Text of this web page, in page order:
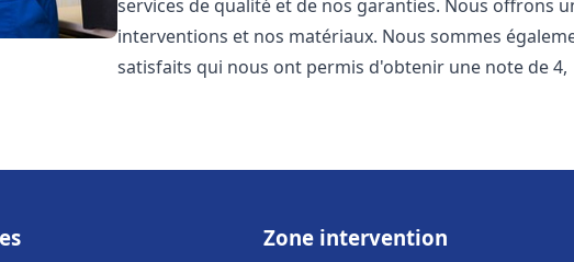
services de qualité et de nos garanties. Nous offrons
interventions et nos matériaux. Nous sommes
satisfaits qui nous ont permis d'obtenir une note de 4,
Zone intervention